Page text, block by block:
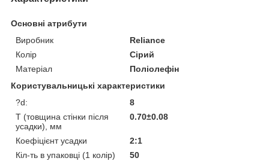
Основні атрибути
Виробник
Reliance
Колір
Сірий
Матеріал
Поліолефін
Користувальницькі характеристики
?d:
8
T (товщина стінки після
усадки), мм
0.70±0.08
Коефіцієнт усадки
2:1
Кіл-ть в упаковці (1 колір)
50